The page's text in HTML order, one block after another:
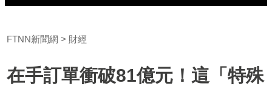
FTNN新聞網 財經
在手訂單衝破81億元！這「特殊